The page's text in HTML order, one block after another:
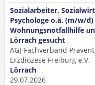
Sozialarbeiter,
Psychologe o.ä. (m/w/
Wohnungsnotfallhilfe
Lörrach gesucht
AGJ-Fachverband
Erzdiözese Freiburg e.V.
Lörrach
29.07.2026